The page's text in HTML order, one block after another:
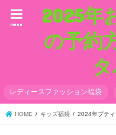
2025年
の予約
menu
レディースファッション福袋
HOME キッズ福袋 2024年プテ